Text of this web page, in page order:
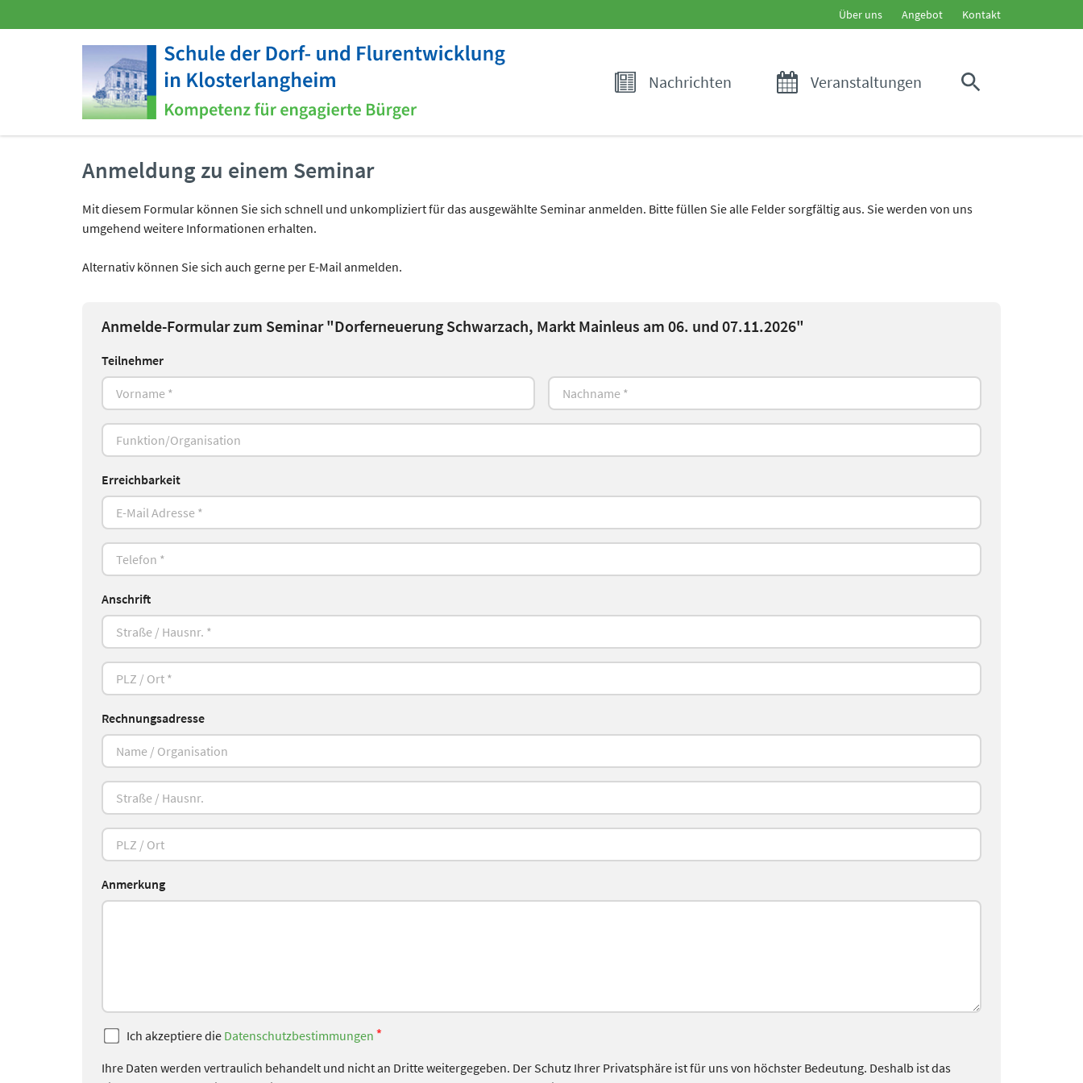
Über uns Angebot Kontakt
Nachrichten Veranstaltungen
Anmeldung zu einem Seminar
Mit diesem Formular können Sie sich schnell und unkompliziert für das ausgewählte Seminar anmelden. Bitte füllen Sie alle Felder sorgfältig aus. Sie werden von uns
umgehend weitere Informationen erhalten.
Alternativ können Sie sich auch gerne per E-Mail anmelden.
Anmelde-Formular zum Seminar "Dorferneuerung Schwarzach, Markt Mainleus am 06. und 07.11.2026"
Teilnehmer
Erreichbarkeit
Anschrift
Rechnungsadresse
Anmerkung
Ich akzeptiere die Datenschutzbestimmungen *
Ihre Daten werden vertraulich behandelt und nicht an Dritte weitergegeben. Der Schutz Ihrer Privatsphäre ist für uns von höchster Bedeutung. Deshalb ist das